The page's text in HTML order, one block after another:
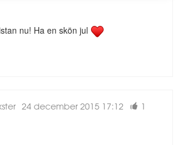
nu! Ha en skön jul
24 december 2015 17:12 1